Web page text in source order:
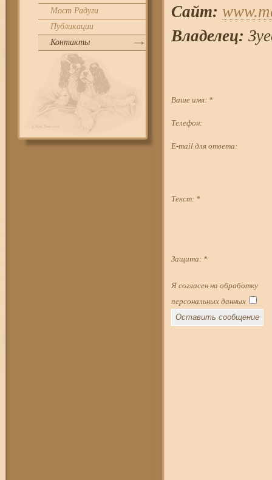
Мост Радуги
Публикации
Контакты
Сайт:
Владелец:
Ваше имя: *
Телефон:
E-mail для ответа:
Текст: *
Защита: *
Я согласен на обработку
персональных данных